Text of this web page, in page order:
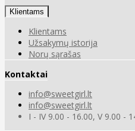
Klientams
Klientams
Užsakymų istorija
Norų sąrašas
Kontaktai
info@sweetgirl.lt
info@sweetgirl.lt
I - IV 9.00 - 16.00, V 9.00 -